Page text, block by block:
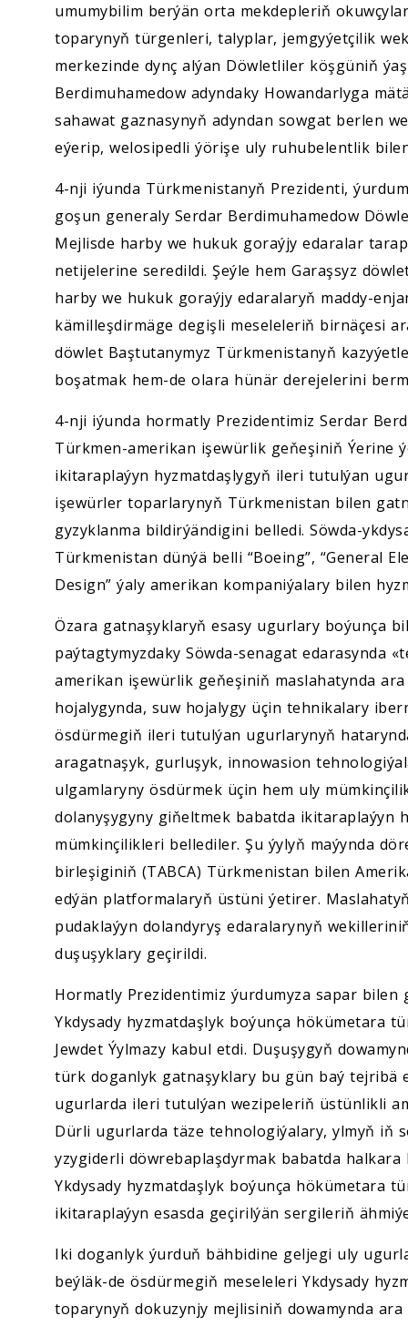
umumybilim berýän orta mekdepleriň
toparynyň türgenleri, talyplar, jemgyýetçilik
merkezinde dynç alýan Döwletliler köşgüniň
Berdimuhamedow adyndaky Howandarlyga
sahawat gaznasynyň adyndan sowgat berlen
eýerip, welosipedli ýörişe uly ruhubelentlik
4-nji iýunda Türkmenistanyň Prezidenti,
goşun generaly Serdar Berdimuhamedow
Mejlisde harby we hukuk goraýjy edaralar
netijelerine seredildi. Şeýle hem Garaşsyz
harby we hukuk goraýjy edaralaryň maddy-
kämilleşdirmäge degişli meseleleriň birnäçesi
döwlet Baştutanymyz Türkmenistanyň
boşatmak hem-de olara hünär derejelerini
4-nji iýunda hormatly Prezidentimiz Serdar
Türkmen-amerikan işewürlik geňeşiniň
ikitaraplaýyn hyzmatdaşlygyň ileri tutulýan
işewürler toparlarynyň Türkmenistan bilen
gyzyklanma bildirýändigini belledi. Söwda-
Türkmenistan dünýä belli “Boeing”, “General
Design” ýaly amerikan kompaniýalary bilen
Özara gatnaşyklaryň esasy ugurlary boýunça
paýtagtymyzdaky Söwda-senagat edarasynda
amerikan işewürlik geňeşiniň maslahatynda
hojalygynda, suw hojalygy üçin tehnikalary
ösdürmegiň ileri tutulýan ugurlarynyň
aragatnaşyk, gurluşyk, innowasion
ulgamlaryny ösdürmek üçin hem uly
dolanyşygyny giňeltmek babatda ikitaraplaýyn
mümkinçilikleri bellediler. Şu ýylyň maýynda
birleşiginiň (TABCA) Türkmenistan bilen
edýän platformalaryň üstüni ýetirer.
pudaklaýyn dolandyryş edaralarynyň
duşuşyklary geçirildi.
Hormatly Prezidentimiz ýurdumyza sapar
Ykdysady hyzmatdaşlyk boýunça hökümetara
Jewdet Ýylmazy kabul etdi. Duşuşygyň
türk doganlyk gatnaşyklary bu gün baý tejribä
ugurlarda ileri tutulýan wezipeleriň üstünlikli
Dürli ugurlarda täze tehnologiýalary, ylmyň iň
yzygiderli döwrebaplaşdyrmak babatda
Ykdysady hyzmatdaşlyk boýunça hökümetara
ikitaraplaýyn esasda geçirilýän sergileriň
Iki doganlyk ýurduň bähbidine geljegi uly
beýläk-de ösdürmegiň meseleleri Ykdysady
toparynyň dokuzynjy mejlisiniň dowamynda